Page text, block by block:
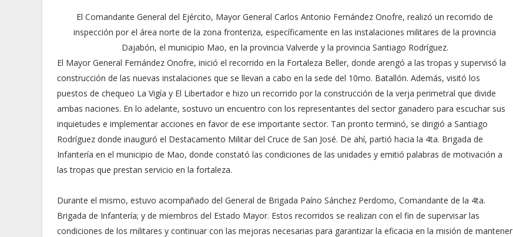
El Comandante General del Ejército, Mayor General Carlos Antonio Fernández Onofre, realizó un recorrido de
inspección por el área norte de la zona fronteriza, específicamente en las instalaciones militares de la provincia
Dajabón, el municipio Mao, en la provincia Valverde y la provincia Santiago Rodríguez.
El Mayor General Fernández Onofre, inició el recorrido en la Fortaleza Beller, donde arengó a las tropas y supervisó la
construcción de las nuevas instalaciones que se llevan a cabo en la sede del 10mo. Batallón. Además, visitó los
puestos de chequeo La Vigía y El Libertador e hizo un recorrido por la construcción de la verja perimetral que divide
ambas naciones. En lo adelante, sostuvo un encuentro con los representantes del sector ganadero para escuchar sus
inquietudes e implementar acciones en favor de ese importante sector. Tan pronto terminó, se dirigió a Santiago
Rodríguez donde inauguró el Destacamento Militar del Cruce de San José. De ahí, partió hacia la 4ta. Brigada de
Infantería en el municipio de Mao, donde constató las condiciones de las unidades y emitió palabras de motivación a
las tropas que prestan servicio en la fortaleza.
Durante el mismo, estuvo acompañado del General de Brigada Paíno Sánchez Perdomo, Comandante de la 4ta.
Brigada de Infantería; y de miembros del Estado Mayor. Estos recorridos se realizan con el fin de supervisar las
condiciones de los militares y continuar con las mejoras necesarias para garantizar la eficacia en la misión de mantener